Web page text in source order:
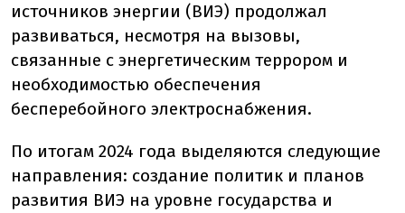
источников энергии (ВИЭ) продолжал
развиваться, несмотря на вызовы,
связанные с энергетическим террором и
необходимостью обеспечения
бесперебойного электроснабжения.
По итогам 2024 года выделяются следующие
направления: создание политик и планов
развития ВИЭ на уровне государства и